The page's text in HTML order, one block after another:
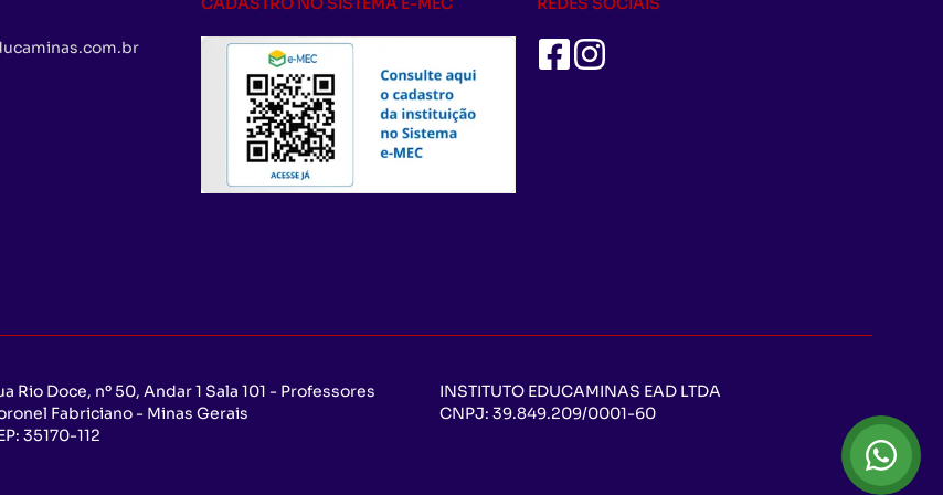
Rio Doce, nº 50, Andar 1 Sala 101 - Professores
Fabriciano - Minas Gerais
35170-112
INSTITUTO EDUCAMINAS EAD LTDA
CNPJ: 39.849.209/0001-60